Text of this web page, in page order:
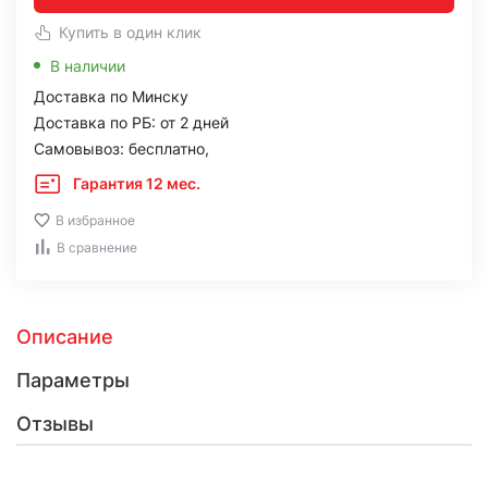
Купить в один клик
В наличии
Доставка по Минску
Доставка по РБ: от 2 дней
Самовывоз: бесплатно,
Гарантия 12 мес.
В избранное
В сравнение
Описание
Параметры
Отзывы